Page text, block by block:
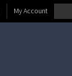
My Account